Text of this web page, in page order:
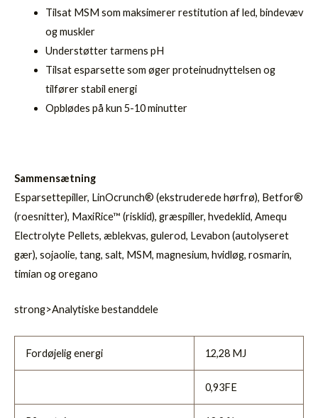
Tilsat MSM som maksimerer restitution af led, bindevæv
og muskler
Understøtter tarmens pH
Tilsat esparsette som øger proteinudnyttelsen og
tilfører stabil energi
Opblødes på kun 5-10 minutter
Sammensætning
Esparsettepiller, LinOcrunch® (ekstruderede hørfrø), Betfor®
(roesnitter), MaxiRice™ (risklid), græspiller, hvedeklid, Amequ
Electrolyte Pellets, æblekvas, gulerod, Levabon (autolyseret
gær), sojaolie, tang, salt, MSM, magnesium, hvidløg, rosmarin,
timian og oregano
strong>Analytiske bestanddele
Fordøjelig energi 12,28 MJ
0,93FE